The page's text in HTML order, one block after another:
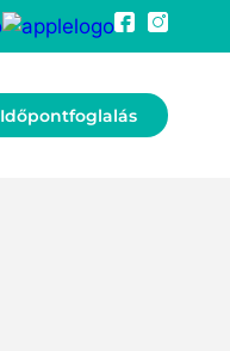
Időpontfoglalás